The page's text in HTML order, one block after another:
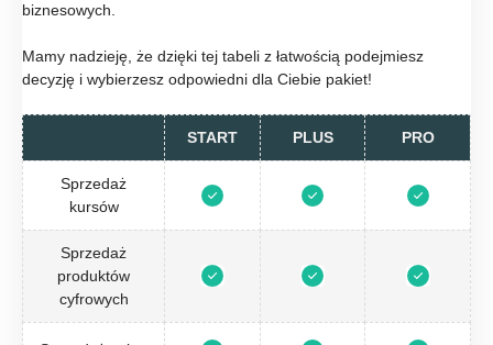
biznesowych.
Mamy nadzieję, że dzięki tej tabeli z łatwością podejmiesz
decyzję i wybierzesz odpowiedni dla Ciebie pakiet!
START PLUS PRO
Sprzedaż
kursów
Sprzedaż
produktów
cyfrowych